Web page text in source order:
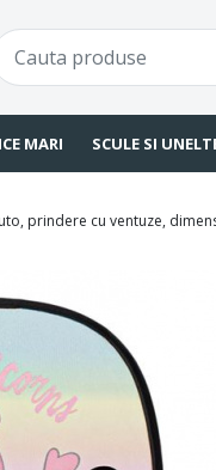
MARI SCULE SI
prindere cu ventuze,